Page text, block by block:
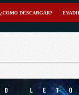
¿COMO DESCARGAR?